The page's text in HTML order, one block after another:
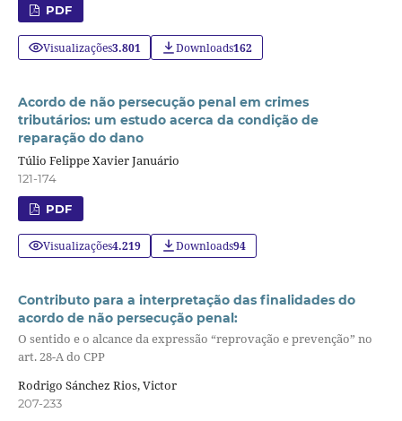
PDF
Visualizações3.801 Downloads162
Acordo de não persecução penal em crimes
tributários: um estudo acerca da condição de
reparação do dano
Túlio Felippe Xavier Januário
121-174
PDF
Visualizações4.219 Downloads94
Contributo para a interpretação das finalidades do
acordo de não persecução penal:
O sentido e o alcance da expressão “reprovação e prevenção” no
art. 28-A do CPP
Rodrigo Sánchez Rios, Victor
207-233